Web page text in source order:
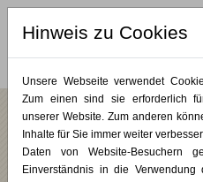
Ausstellung: Theora
Wirklichkeit
Hinweis zu Cookies
Unsere Webseite verwendet
Zum einen sind sie erforderlich
unserer Website. Zum anderen
Inhalte für Sie immer weiter
Daten von Website-Besuchern
Einverständnis in die